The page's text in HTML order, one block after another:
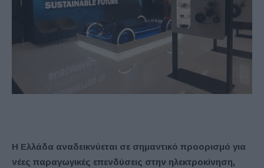
Η Ελλάδα αναδεικνύεται σε σημαντικό προορισμό για
νέες παραγωγικές επενδύσεις στην ηλεκτροκίνηση,